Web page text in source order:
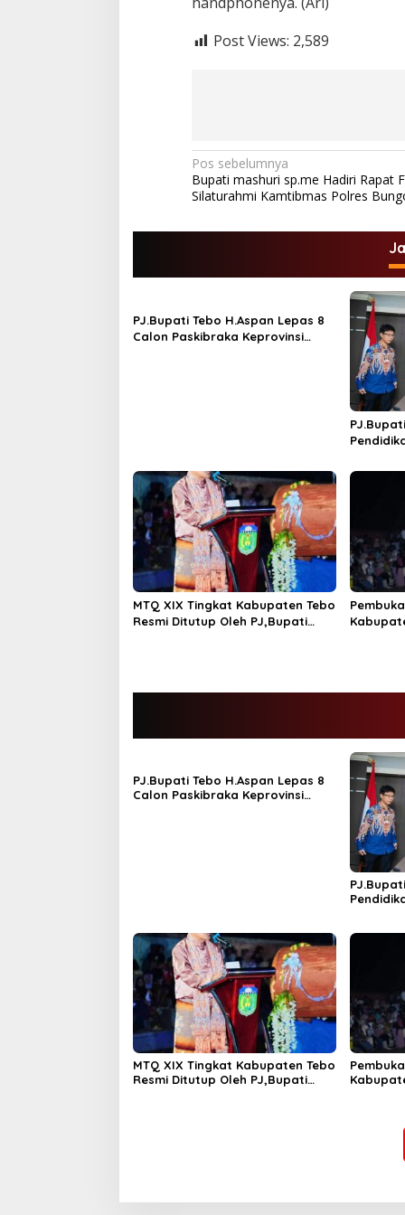
Post Views: 2,589
N
a
s
i
Pos sebelumnya
Bupati mashuri sp.me Hadiri Rapat
Silaturahmi Kamtibmas Polres
PJ.Bupati Tebo H.Aspan Lepas 8
Calon Paskibraka Keprovinsi
GASING
MTQ XIX Tingkat Kabupaten Tebo
Resmi Ditutup Oleh PJ,Bupati
PJ.Bupati Tebo H.Aspan Lepas 8
Calon Paskibraka Keprovinsi
MTQ XIX Tingkat Kabupaten Tebo
Resmi Ditutup Oleh PJ,Bupati